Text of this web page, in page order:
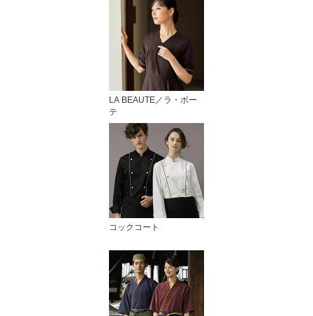
LA BEAUTE／ラ・ボー
テ
コックコート